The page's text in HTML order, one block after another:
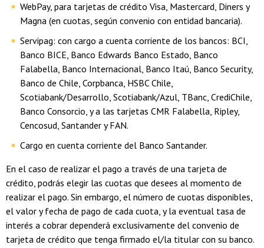
WebPay, para tarjetas de crédito Visa, Mastercard, Diners y
Magna (en cuotas, según convenio con entidad bancaria).
Servipag: con cargo a cuenta corriente de los bancos: BCI,
Banco BICE, Banco Edwards Banco Estado, Banco
Falabella, Banco Internacional, Banco Itaú, Banco Security,
Banco de Chile, Corpbanca, HSBC Chile,
Scotiabank/Desarrollo, Scotiabank/Azul, TBanc, CrediChile,
Banco Consorcio, y a las tarjetas CMR Falabella, Ripley,
Cencosud, Santander y FAN.
Cargo en cuenta corriente del Banco Santander.
En el caso de realizar el pago a través de una tarjeta de
crédito, podrás elegir las cuotas que desees al momento de
realizar el pago. Sin embargo, el número de cuotas disponibles,
el valor y fecha de pago de cada cuota, y la eventual tasa de
interés a cobrar dependerá exclusivamente del convenio de
tarjeta de crédito que tenga firmado el/la titular con su banco.